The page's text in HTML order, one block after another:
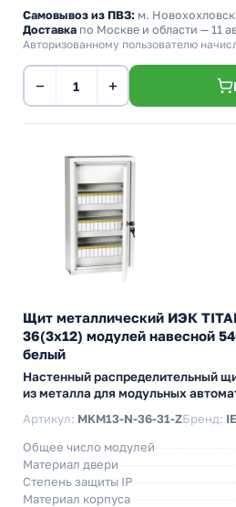
Самовывоз из ПВЗ: м.
Доставка по Москве и области — 11
Авторизованному пользователю
− +
Щит металлический ИЭК
36(3х12) модулей навесной
белый
Настенный распределительный
из металла для модульных
Артикул: MKM13-N-36-31-ZБренд:
Общее число модулей
Материал двери
Степень защиты IP
Материал корпуса